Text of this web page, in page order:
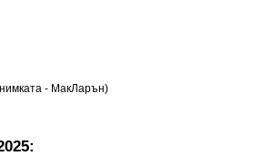
- МакЛарън)